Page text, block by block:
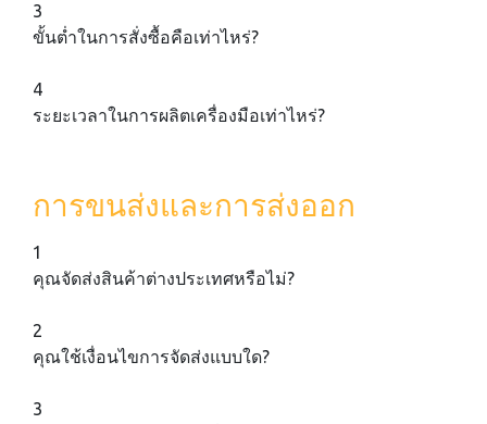
3
ขั้นต่ำในการสั่งซื้อคือเท่าไหร่?
4
ระยะเวลาในการผลิตเครื่องมือเท่าไหร่?
การขนส่งและการส่งออก
1
คุณจัดส่งสินค้าต่างประเทศหรือไม่?
2
คุณใช้เงื่อนไขการจัดส่งแบบใด?
3